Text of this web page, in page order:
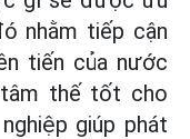
nhằm tiếp cận
tiến của nước
tâm thế tốt cho
giúp phát